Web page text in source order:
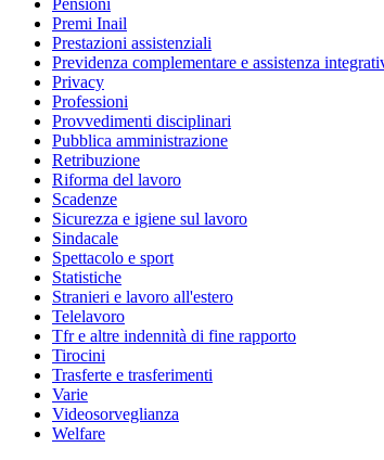
Pensioni
Premi Inail
Prestazioni assistenziali
Previdenza complementare e assistenza
Privacy
Professioni
Provvedimenti disciplinari
Pubblica amministrazione
Retribuzione
Riforma del lavoro
Scadenze
Sicurezza e igiene sul lavoro
Sindacale
Spettacolo e sport
Statistiche
Stranieri e lavoro all'estero
Telelavoro
Tfr e altre indennità di fine rapporto
Tirocini
Trasferte e trasferimenti
Varie
Videosorveglianza
Welfare